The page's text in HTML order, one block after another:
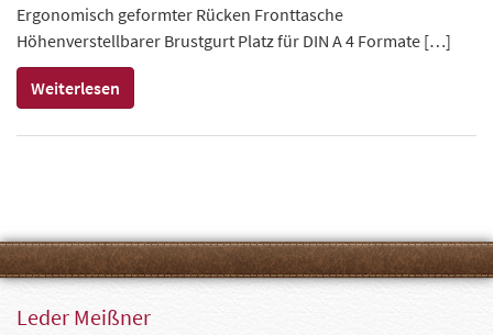
Ergonomisch geformter Rücken Fronttasche
Höhenverstellbarer Brustgurt Platz für DIN A 4 Formate […]
Weiterlesen
Leder Meißner